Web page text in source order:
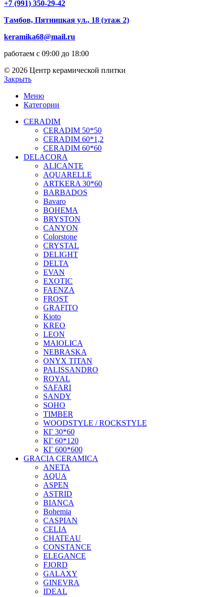
+7 (991) 350-29-42
Тамбов, Пятницкая ул., 18 (этаж 2)
keramika68@mail.ru
работаем с 09:00 до 18:00
© 2026 Центр керамической плитки
Закрыть
Меню
Категории
CERADIM
CERADIM 50*50
CERADIM 60*1,2
CERADIM 60*60
DELACORA
ALICANTE
AQUARELLE
ARTKERA 30*60
BARBADOS
Bavaro
BOHEMA
BRYSTON
CANYON
Colorstone
CRYSTAL
DELIGHT
DELTA
EVAN
EXOTIC
FAENZA
FROST
GRAFITO
Kioto
KREO
LEON
MAIOLICA
NEBRASKA
ONYX TITAN
PALISSANDRO
ROYAL
SAFARI
SANDY
SOHO
TIMBER
WOODSTYLE / ROCKSTYLE
КГ 30*60
КГ 60*120
КГ 600*600
GRACIA CERAMICA
ANETA
AQUA
ASPEN
ASTRID
BIANCA
Bohemia
CASPIAN
CELIA
CHATEAU
CONSTANCE
ELEGANCE
FJORD
GALAXY
GINEVRA
IDEAL